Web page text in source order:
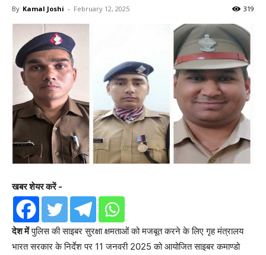
By Kamal Joshi - February 12, 2025 319
खबर शेयर करें -
देश मेंपुलिस की साइबर सुरक्षा क्षमताओं को मजबूत करने के लिए गृह मंत्रालय
भारत सरकार के निर्देश पर 11 जनवरी 2025 को आयोजित साइबर कमाण्डो